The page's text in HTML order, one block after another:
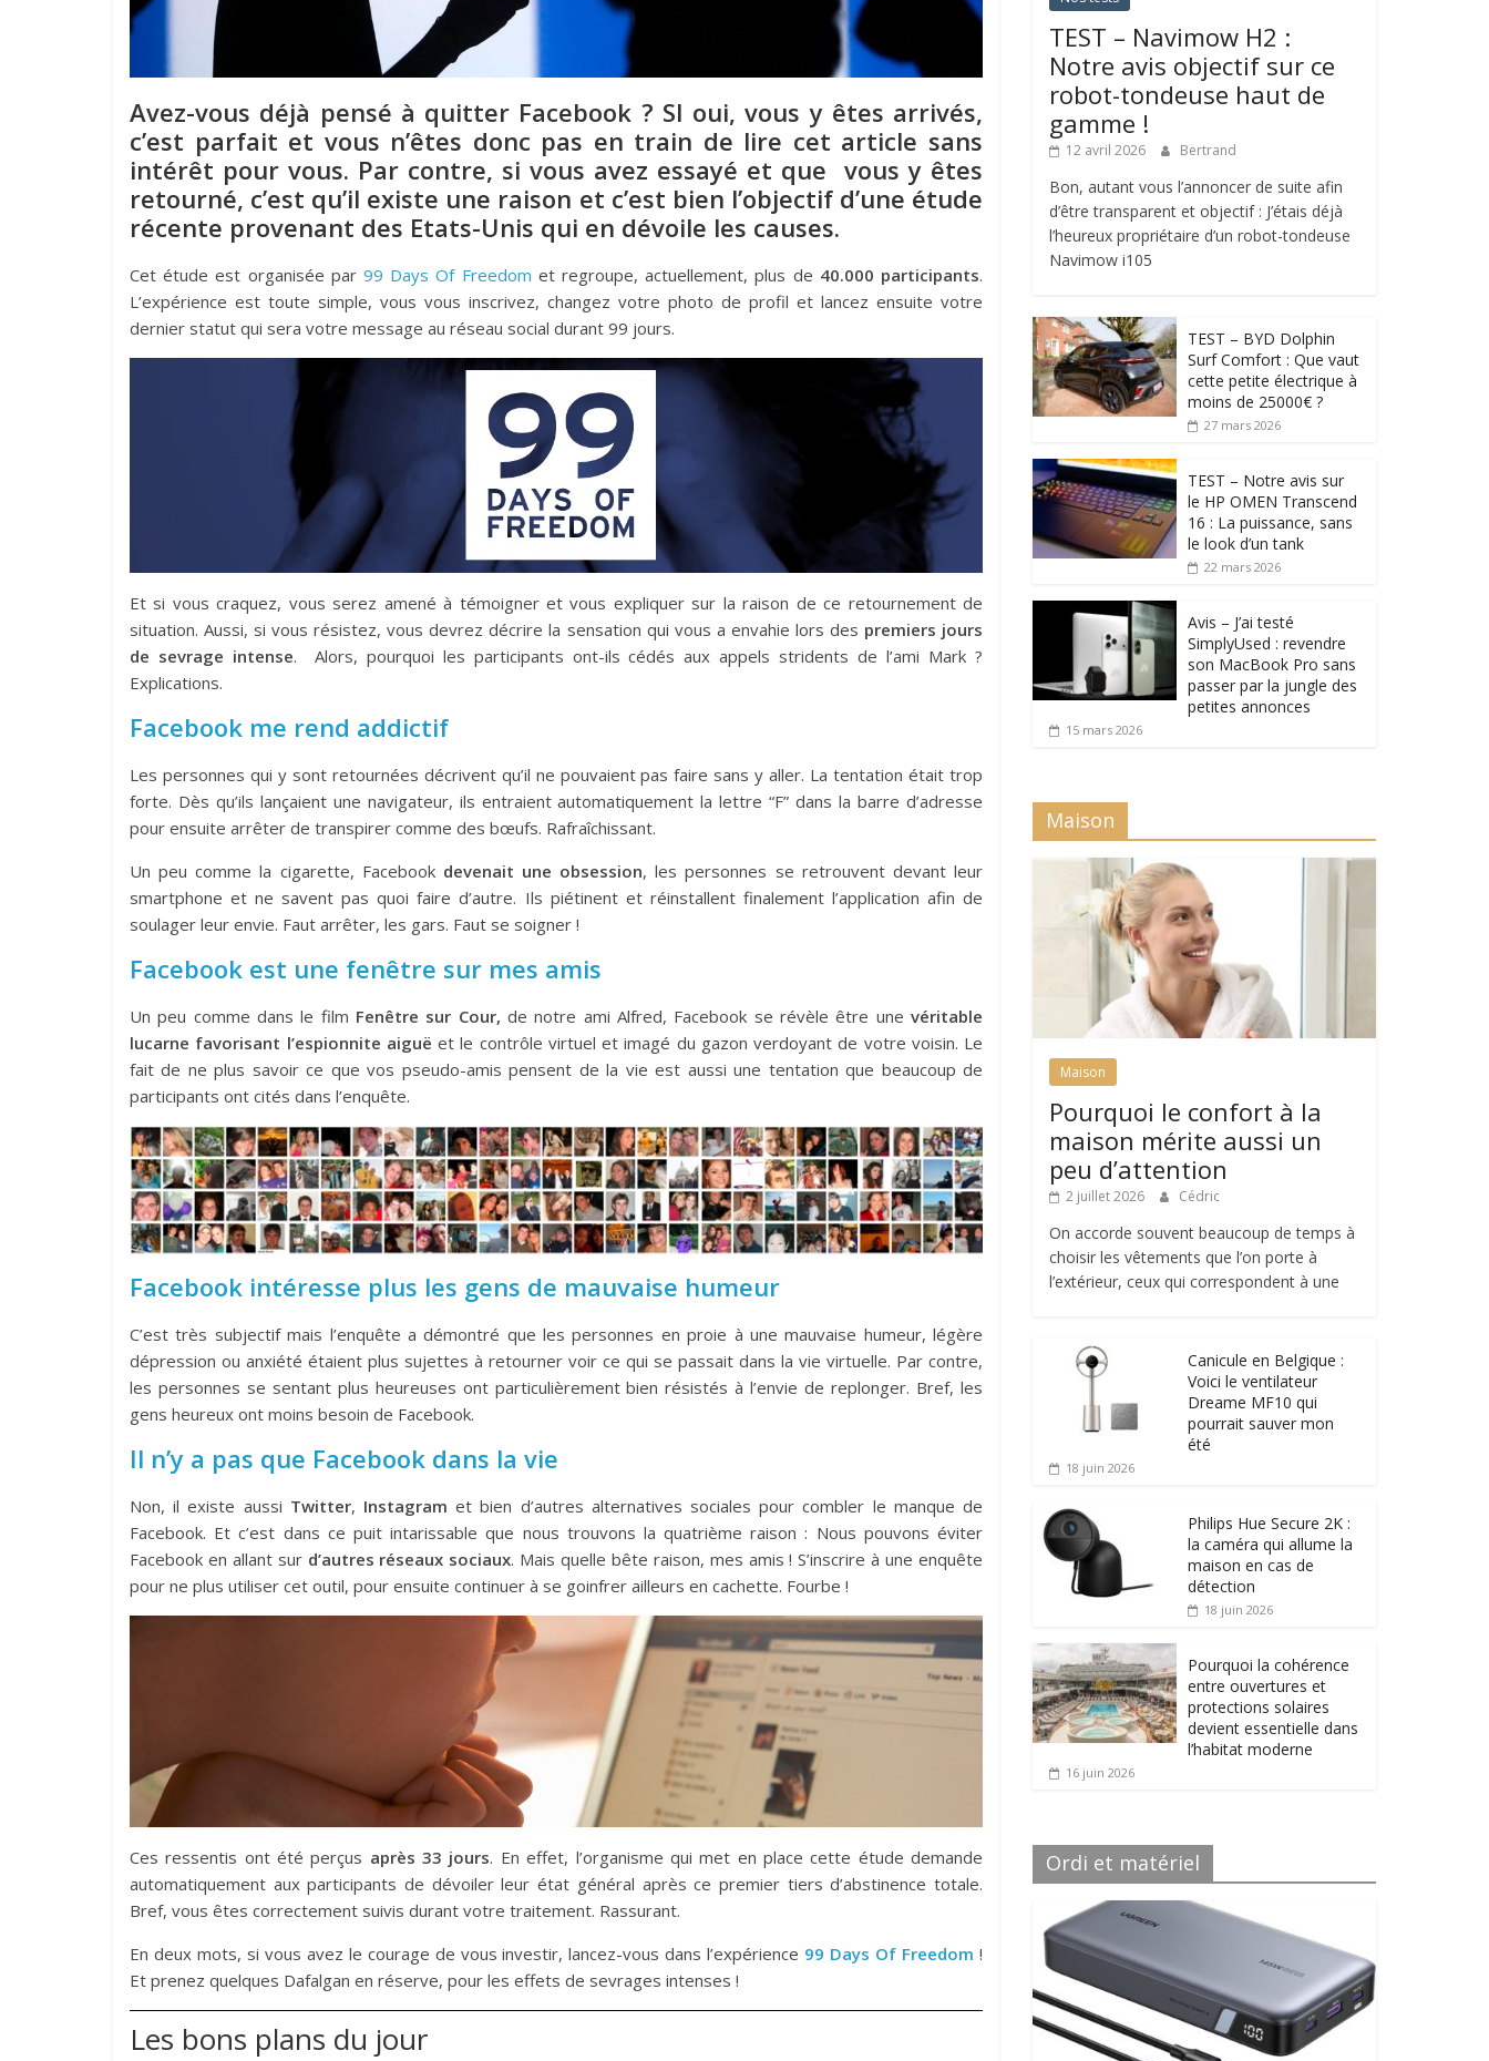
Avez-vous déjà pensé à quitter Facebook ? SI oui, vous y êtes arrivés,
c’est parfait et vous n’êtes donc pas en train de lire cet article sans
intérêt pour vous. Par contre, si vous avez essayé et que vous y êtes
retourné, c’est qu’il existe une raison et c’est bien l’objectif d’une étude
récente provenant des Etats-Unis qui en dévoile les causes.
Cet étude est organisée par 99 Days Of Freedom et regroupe, actuellement, plus de 40.000 participants.
L’expérience est toute simple, vous vous inscrivez, changez votre photo de profil et lancez ensuite votre
dernier statut qui sera votre message au réseau social durant 99 jours.
Et si vous craquez, vous serez amené à témoigner et vous expliquer sur la raison de ce retournement de
situation. Aussi, si vous résistez, vous devrez décrire la sensation qui vous a envahie lors des premiers jours
de sevrage intense. Alors, pourquoi les participants ont-ils cédés aux appels stridents de l’ami Mark ?
Explications.
Facebook me rend addictif
Les personnes qui y sont retournées décrivent qu’il ne pouvaient pas faire sans y aller. La tentation était trop
forte. Dès qu’ils lançaient une navigateur, ils entraient automatiquement la lettre “F” dans la barre d’adresse
pour ensuite arrêter de transpirer comme des bœufs. Rafraîchissant.
Un peu comme la cigarette, Facebook devenait une obsession, les personnes se retrouvent devant leur
smartphone et ne savent pas quoi faire d’autre. Ils piétinent et réinstallent finalement l’application afin de
soulager leur envie. Faut arrêter, les gars. Faut se soigner !
Facebook est une fenêtre sur mes amis
Un peu comme dans le film Fenêtre sur Cour, de notre ami Alfred, Facebook se révèle être unevéritable
lucarne favorisant l’espionnite aiguë et le contrôle virtuel et imagé du gazon verdoyant de votre voisin. Le
fait de ne plus savoir ce que vos pseudo-amis pensent de la vie est aussi une tentation que beaucoup de
participants ont cités dans l’enquête.
Facebook intéresse plus les gens de mauvaise humeur
C’est très subjectif mais l’enquête a démontré que les personnes en proie à une mauvaise humeur, légère
dépression ou anxiété étaient plus sujettes à retourner voir ce qui se passait dans la vie virtuelle. Par contre,
les personnes se sentant plus heureuses ont particulièrement bien résistés à l’envie de replonger. Bref, les
gens heureux ont moins besoin de Facebook.
Il n’y a pas que Facebook dans la vie
Non, il existe aussi Twitter, Instagram et bien d’autres alternatives sociales pour combler le manque de
Facebook. Et c’est dans ce puit intarissable que nous trouvons la quatrième raison : Nous pouvons éviter
Facebook en allant sur d’autres réseaux sociaux. Mais quelle bête raison, mes amis ! S’inscrire à une enquête
pour ne plus utiliser cet outil, pour ensuite continuer à se goinfrer ailleurs en cachette. Fourbe !
Ces ressentis ont été perçus après 33 jours. En effet, l’organisme qui met en place cette étude demande
automatiquement aux participants de dévoiler leur état général après ce premier tiers d’abstinence totale.
Bref, vous êtes correctement suivis durant votre traitement. Rassurant.
En deux mots, si vous avez le courage de vous investir, lancez-vous dans l’expérience 99 Days Of Freedom !
Et prenez quelques Dafalgan en réserve, pour les effets de sevrages intenses !
Les bons plans du jour
TEST – Navimow H2 :
Notre avis objectif sur ce
robot-tondeuse haut de
gamme !
12 avril 2026 Bertrand
Bon, autant vous l’annoncer de suite afin
d’être transparent et objectif : J’étais déjà
l’heureux propriétaire d’un robot-tondeuse
Navimow i105
TEST – BYD Dolphin
Surf Comfort : Que vaut
cette petite électrique à
moins de 25000€ ?
27 mars 2026
TEST – Notre avis sur
le HP OMEN Transcend
16 : La puissance, sans
le look d’un tank
22 mars 2026
Avis – J’ai testé
SimplyUsed : revendre
son MacBook Pro sans
passer par la jungle des
petites annonces
15 mars 2026
Maison
Maison
Pourquoi le confort à la
maison mérite aussi un
peu d’attention
2 juillet 2026 Cédric
On accorde souvent beaucoup de temps à
choisir les vêtements que l’on porte à
l’extérieur, ceux qui correspondent à une
Canicule en Belgique :
Voici le ventilateur
Dreame MF10 qui
pourrait sauver mon
été
18 juin 2026
Philips Hue Secure 2K :
la caméra qui allume la
maison en cas de
détection
18 juin 2026
Pourquoi la cohérence
entre ouvertures et
protections solaires
devient essentielle dans
l’habitat moderne
16 juin 2026
Ordi et matériel